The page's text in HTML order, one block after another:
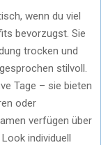
wenn du viel
bevorzugst. Sie
trocken und
stilvoll.
Tage – sie bieten
oder
verfügen über
individuell